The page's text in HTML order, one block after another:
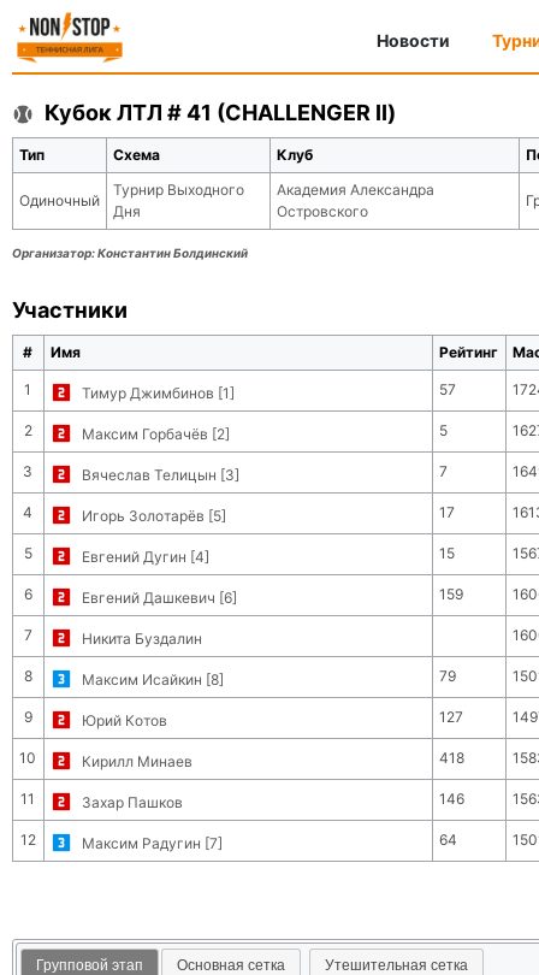
Новости
Кубок ЛТЛ # 41 (CHALLENGER II)
Тип Схема Клуб
Одиночный
Турнир Выходного
Дня
Академия Александра
Островского
Организатор:Константин Болдинский
Участники
# Имя Рейтинг
1 Тимур Джимбинов [1] 57
2 Максим Горбачёв [2] 5
3 Вячеслав Телицын [3] 7
4 Игорь Золотарёв [5] 17
5 Евгений Дугин [4] 15
6 Евгений Дашкевич [6] 159
7 Никита Буздалин
8 Максим Исайкин [8] 79
9 Юрий Котов 127
10 Кирилл Минаев 418
11 Захар Пашков 146
12 Максим Радугин [7] 64
Групповой этап Основная сетка Утешительная сетка